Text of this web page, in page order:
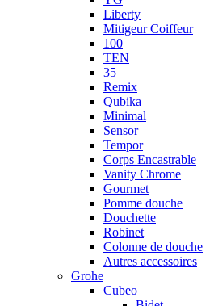
Liberty
Mitigeur Coiffeur
100
TEN
35
Remix
Qubika
Minimal
Sensor
Tempor
Corps Encastrable
Vanity Chrome
Gourmet
Pomme douche
Douchette
Robinet
Colonne de douche
Autres accessoires
Grohe
Cubeo